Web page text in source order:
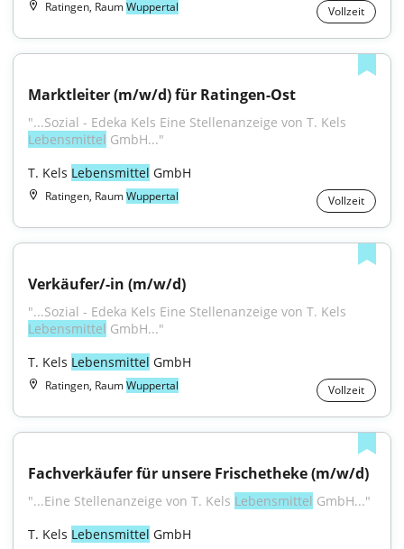
Ratingen, RaumWuppertal Vollzeit
Marktleiter (m/w/d) für Ratingen-Ost
Lebensmittel GmbH..."
T. Kels Lebensmittel GmbH
Ratingen, RaumWuppertal Vollzeit
Verkäufer/-in (m/w/d)
Lebensmittel GmbH..."
T. Kels Lebensmittel GmbH
Ratingen, RaumWuppertal Vollzeit
Fachverkäufer für unsere Frischetheke (m/w/d)
"...Eine Stellenanzeige von T. Kels Lebensmittel GmbH..."
T. Kels Lebensmittel GmbH